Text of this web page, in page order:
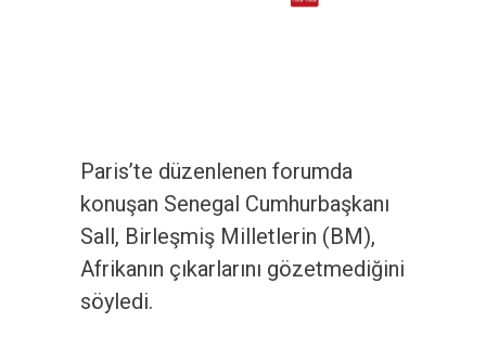
Paris’te düzenlenen forumda
konuşan Senegal Cumhurbaşkanı
Sall, Birleşmiş Milletlerin (BM),
Afrikanın çıkarlarını gözetmediğini
söyledi.